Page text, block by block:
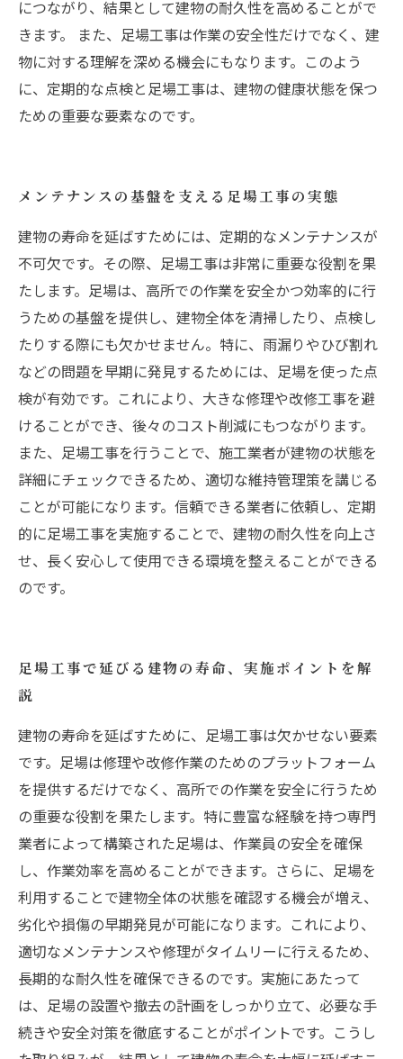
につながり、結果として建物の耐久性を高めることがで
きます。 また、足場工事は作業の安全性だけでなく、建
物に対する理解を深める機会にもなります。このよう
に、定期的な点検と足場工事は、建物の健康状態を保つ
ための重要な要素なのです。
メンテナンスの基盤を支える足場工事の実態
建物の寿命を延ばすためには、定期的なメンテナンスが
不可欠です。その際、足場工事は非常に重要な役割を果
たします。足場は、高所での作業を安全かつ効率的に行
うための基盤を提供し、建物全体を清掃したり、点検し
たりする際にも欠かせません。特に、雨漏りやひび割れ
などの問題を早期に発見するためには、足場を使った点
検が有効です。これにより、大きな修理や改修工事を避
けることができ、後々のコスト削減にもつながります。
また、足場工事を行うことで、施工業者が建物の状態を
詳細にチェックできるため、適切な維持管理策を講じる
ことが可能になります。信頼できる業者に依頼し、定期
的に足場工事を実施することで、建物の耐久性を向上さ
せ、長く安心して使用できる環境を整えることができる
のです。
足場工事で延びる建物の寿命、実施ポイントを解
説
建物の寿命を延ばすために、足場工事は欠かせない要素
です。足場は修理や改修作業のためのプラットフォーム
を提供するだけでなく、高所での作業を安全に行うため
の重要な役割を果たします。特に豊富な経験を持つ専門
業者によって構築された足場は、作業員の安全を確保
し、作業効率を高めることができます。さらに、足場を
利用することで建物全体の状態を確認する機会が増え、
劣化や損傷の早期発見が可能になります。これにより、
適切なメンテナンスや修理がタイムリーに行えるため、
長期的な耐久性を確保できるのです。実施にあたって
は、足場の設置や撤去の計画をしっかり立て、必要な手
続きや安全対策を徹底することがポイントです。こうし